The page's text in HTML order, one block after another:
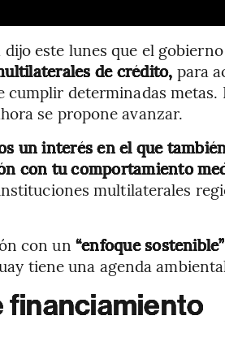
este lunes que el
de crédito, para
determinadas metas.
se propone avanzar.
un interés en el que
con tu comportamiento
multilaterales
con un “enfoque sostenible”
tiene una agenda
financiamiento